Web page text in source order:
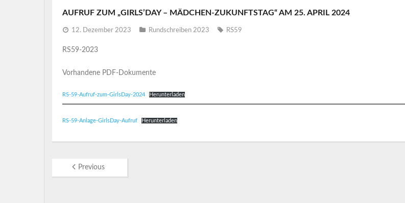
AUFRUF ZUM „GIRLS’DAY – MÄDCHEN-ZUKUNFTSTAG“ AM 25. APRIL 2024
12. Dezember 2023 Rundschreiben 2023 RS59
RS59-2023
Vorhandene PDF-Dokumente
RS-59-Aufruf-zum-GirlsDay-2024 Herunterladen
RS-59-Anlage-GirlsDay-Aufruf Herunterladen
Previous